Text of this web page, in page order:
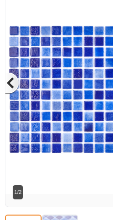
1/2
Betaş Cam
Betaş Cam
meslektaşlar
gönderdikten
vermeniz